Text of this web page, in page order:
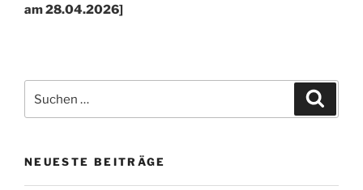
am 28.04.2026]
nach:
NEUESTE BEITRÄGE